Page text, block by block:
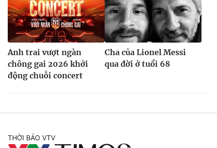
Anh trai vượt ngàn
chông gai 2026 khởi
động chuỗi concert
Cha của Lionel Messi
qua đời ở tuổi 68
THỜI BÁO VTV